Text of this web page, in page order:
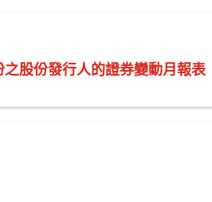
股份發行人的證券變動月報表